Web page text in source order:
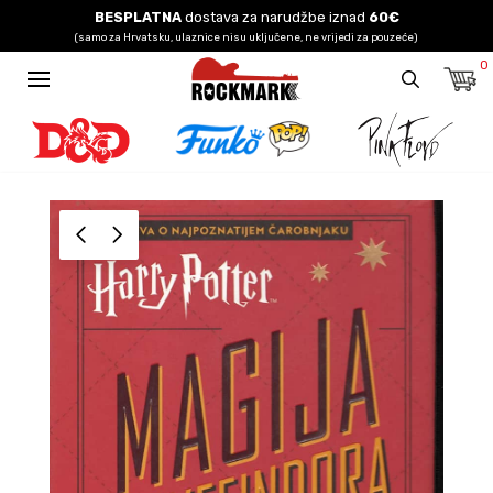
BESPLATNAdostava za narudžbe iznad 60€
(samo za Hrvatsku, ulaznice nisu uključene, ne vrijedi za pouzeće)
0